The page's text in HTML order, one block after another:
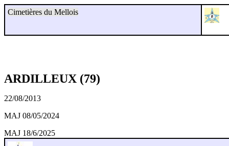
Cimetières du Mellois
ARDILLEUX (79)
22/08/2013
MAJ 08/05/2024
MAJ 18/6/2025